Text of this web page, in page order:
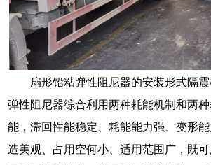
扇形铅粘弹性阻尼器的安装形式隔
弹性阻尼器综合利用两种耗能机制和两
能，滞回性能稳定、耗能能力强、变形能
造美观、占用空何小、适用范围广，既